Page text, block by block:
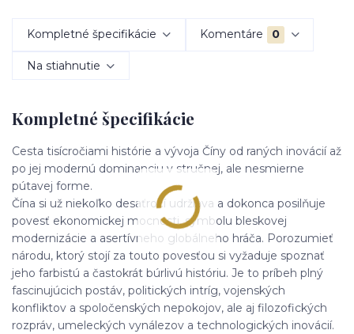
Kompletné špecifikácie Komentáre 0
Na stiahnutie
Kompletné špecifikácie
Cesta tisícročiami histórie a vývoja Číny od raných inovácií až
po jej modernú dominanciu v stručnej, ale nesmierne
pútavej forme.
Čína si už niekoľko desaťročí udržiava a dokonca posilňuje
povesť ekonomickej mocnosti, symbolu bleskovej
modernizácie a asertívneho globálneho hráča. Porozumieť
národu, ktorý stojí za touto povesťou si vyžaduje spoznať
jeho farbistú a častokrát búrlivú históriu. Je to príbeh plný
fascinujúcich postáv, politických intríg, vojenských
konfliktov a spoločenských nepokojov, ale aj filozofických
rozpráv, umeleckých vynálezov a technologických inovácií.